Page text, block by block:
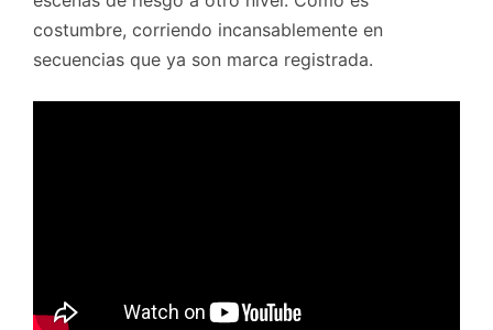
costumbre, corriendo incansablemente en
secuencias que ya son marca registrada.